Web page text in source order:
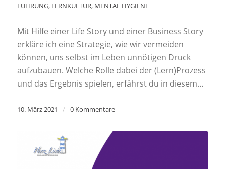
FÜHRUNG, LERNKULTUR, MENTAL HYGIENE
Mit Hilfe einer Life Story und einer Business Story
erkläre ich eine Strategie, wie wir vermeiden
können, uns selbst im Leben unnötigen Druck
aufzubauen. Welche Rolle dabei der (Lern)Prozess
und das Ergebnis spielen, erfährst du in diesem…
10. März 2021 / 0 Kommentare